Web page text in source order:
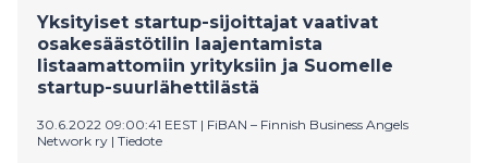
Yksityiset startup-sijoittajat vaativat
osakesäästötilin laajentamista
listaamattomiin yrityksiin ja Suomelle
startup-suurlähettilästä
30.6.2022 09:00:41 EEST | FiBAN – Finnish Business Angels
Network ry | Tiedote